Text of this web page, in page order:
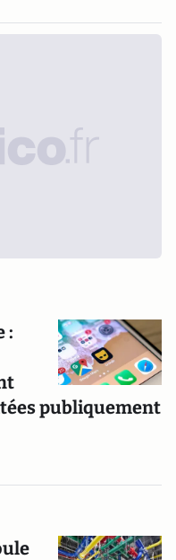
:
publiquement